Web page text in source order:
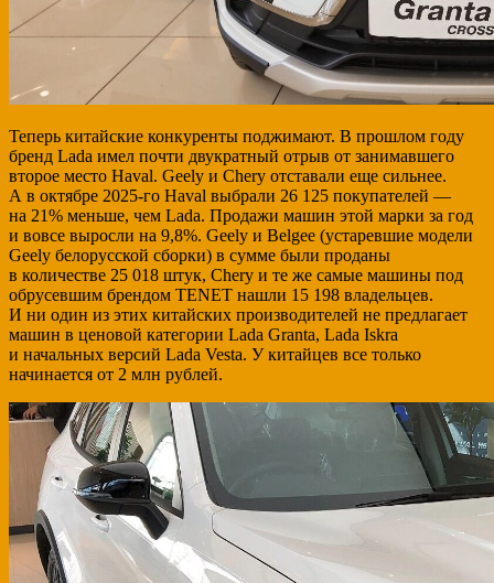
Теперь китайские конкуренты поджимают. В прошлом году
бренд Lada имел почти двукратный отрыв от занимавшего
второе место Haval. Geely и Chery отставали еще сильнее.
А в октябре 2025-го Haval выбрали 26 125 покупателей —
на 21% меньше, чем Lada. Продажи машин этой марки за год
и вовсе выросли на 9,8%. Geely и Belgee (устаревшие модели
Geely белорусской сборки) в сумме были проданы
в количестве 25 018 штук, Chery и те же самые машины под
обрусевшим брендом TENET нашли 15 198 владельцев.
И ни один из этих китайских производителей не предлагает
машин в ценовой категории Lada Granta, Lada Iskra
и начальных версий Lada Vesta. У китайцев все только
начинается от 2 млн рублей.